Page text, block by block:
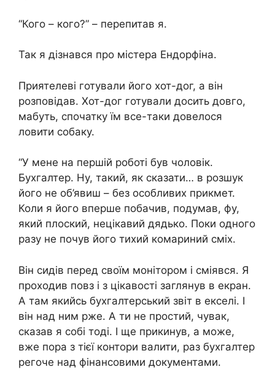
“Кого – кого?” – перепитав я.
Так я дізнався про містера Ендорфіна.
Приятелеві готували його хот-дог, а він
розповідав. Хот-дог готували досить довго,
мабуть, спочатку їм все-таки довелося
ловити собаку.
“У мене на першій роботі був чоловік.
Бухгалтер. Ну, такий, як сказати… в розшук
його не об’явиш – без особливих прикмет.
Коли я його вперше побачив, подумав, фу,
який плоский, нецікавий дядько. Поки одного
разу не почув його тихий комариний сміх.
Він сидів перед своїм монітором і сміявся. Я
проходив повз і з цікавості заглянув в екран.
А там якийсь бухгалтерський звіт в екселі. І
він над ним рже. А ти не простий, чувак,
сказав я собі тоді. І ще прикинув, а може,
вже пора з тієї контори валити, раз бухгалтер
регоче над фінансовими документами.